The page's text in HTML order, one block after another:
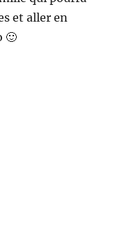
et aller en
🙂